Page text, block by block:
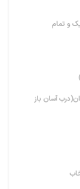
و تمام
آسان باز